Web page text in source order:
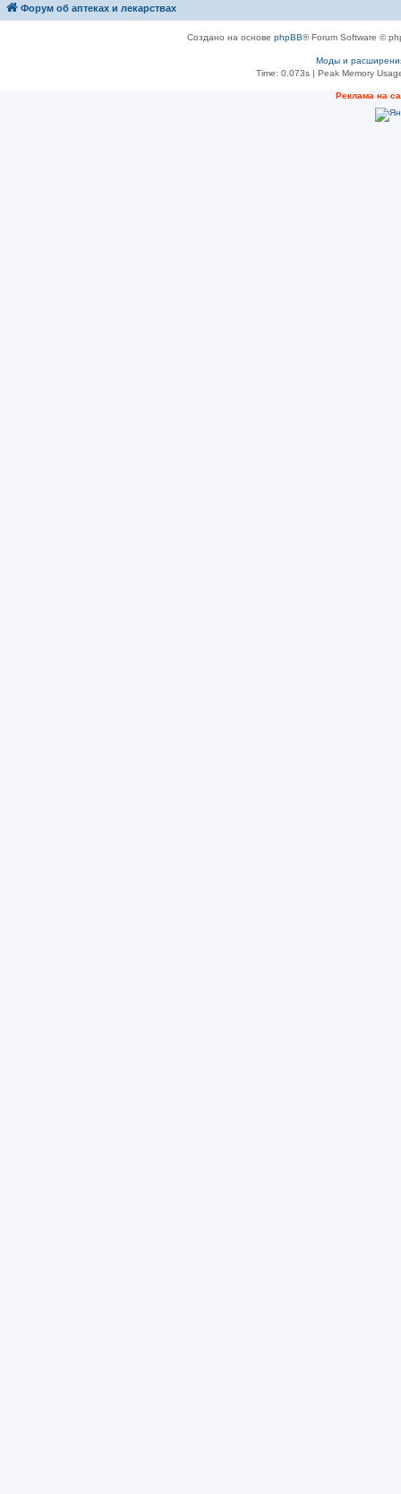
Форум об аптеках и лекарствах
Создано на основе phpBB® Forum Software ©
Моды и
Time: 0.073s| Peak Memory
Рeклама на